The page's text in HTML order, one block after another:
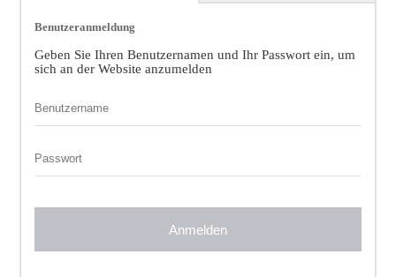
Benutzeranmeldung
Geben Sie Ihren Benutzernamen und Ihr Passwort ein, um
sich an der Website anzumelden